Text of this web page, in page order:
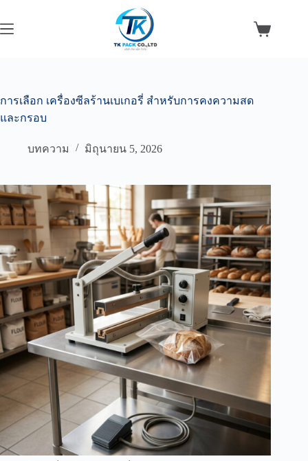
content
Shopping
การเลือก เครื่องซีลร้านเบเกอรี่ สำหรับการคงความสด
และกรอบ
บทความ มิถุนายน 5, 2026